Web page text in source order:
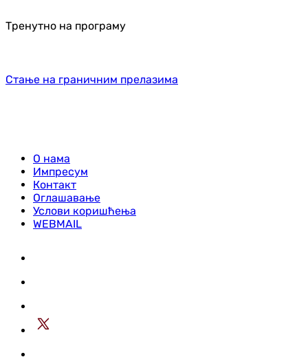
Тренутно на програму
Стање на граничним прелазима
О нама
Импресум
Контакт
Оглашавање
Услови коришћења
WEBMAIL